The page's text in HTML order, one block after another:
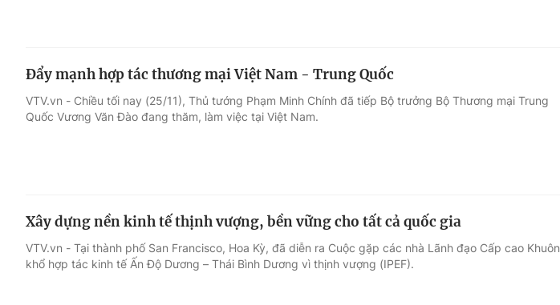
Đẩy mạnh hợp tác thương mại Việt Nam - Trung Quốc
VTV.vn - Chiều tối nay (25/11), Thủ tướng Phạm Minh Chính đã tiếp Bộ trưởng Bộ Thương mại Trung
Quốc Vương Văn Đào đang thăm, làm việc tại Việt Nam.
Xây dựng nền kinh tế thịnh vượng, bền vững cho tất cả quốc gia
VTV.vn - Tại thành phố San Francisco, Hoa Kỳ, đã diễn ra Cuộc gặp các nhà Lãnh đạo Cấp cao Khuôn
khổ hợp tác kinh tế Ấn Độ Dương – Thái Bình Dương vì thịnh vượng (IPEF).